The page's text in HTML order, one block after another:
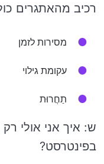
רכיב מהאתגרים
מסירות לזמן
עקומת גילוי
תַחֲרוּת
ש: איך אני אולי
בפינטרסט?